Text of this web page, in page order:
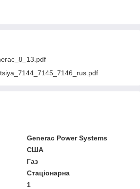
Generac Power Systems
США
Газ
Стаціонарна
1